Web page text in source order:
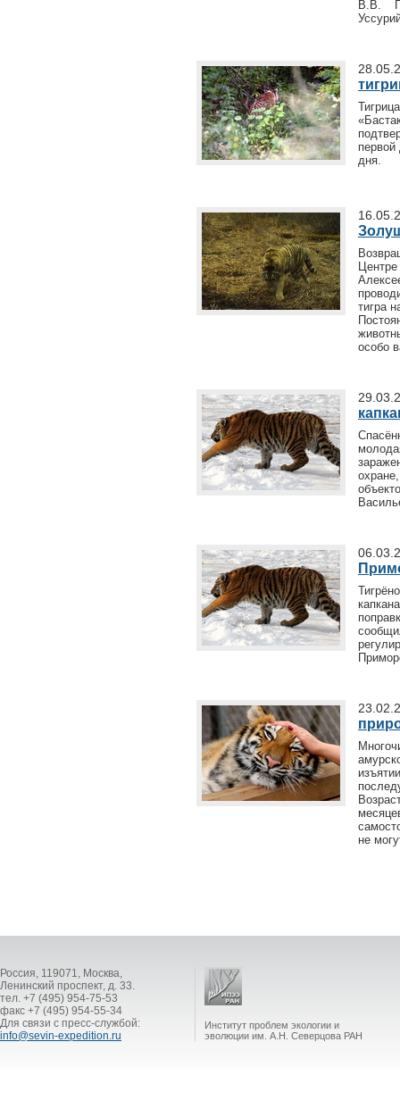
В.В.
первой
дня.
тигра
особо
не
Россия, 119071, Москва,
Ленинский проспект, д. 33.
тел. +7 (495) 954-75-53
факс +7 (495) 954-55-34
Для связи с пресс-службой:
info@sevin-expedition.ru
Институт проблем экологии и
эволюции им. А.Н. Северцова РАН